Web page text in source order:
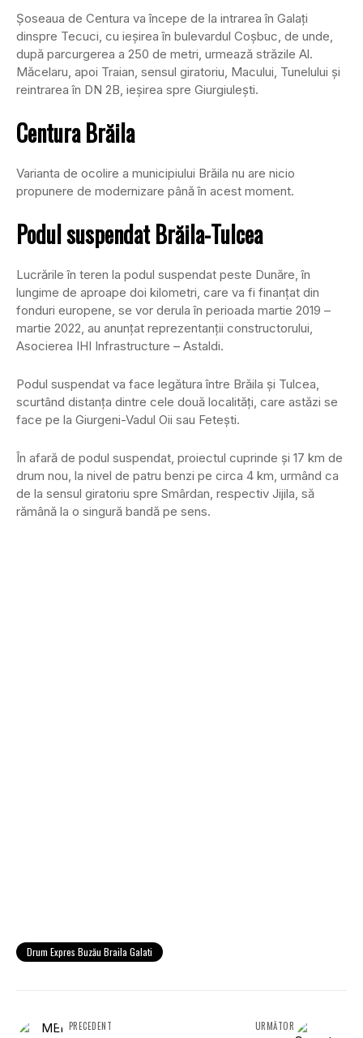
Şoseaua de Centura va începe de la intrarea în Galaţi
dinspre Tecuci, cu ieşirea în bulevardul Coşbuc, de unde,
după parcurgerea a 250 de metri, urmează străzile Al.
Măcelaru, apoi Traian, sensul giratoriu, Macului, Tunelului şi
reintrarea în DN 2B, ieşirea spre Giurgiuleşti.
Centura Brăila
Varianta de ocolire a municipiului Brăila nu are nicio
propunere de modernizare până în acest moment.
Podul suspendat Brăila-Tulcea
Lucrările în teren la podul suspendat peste Dunăre, în
lungime de aproape doi kilometri, care va fi finanţat din
fonduri europene, se vor derula în perioada martie 2019 –
martie 2022, au anunţat reprezentanţii constructorului,
Asocierea IHI Infrastructure – Astaldi.
Podul suspendat va face legătura între Brăila şi Tulcea,
scurtând distanţa dintre cele două localităţi, care astăzi se
face pe la Giurgeni-Vadul Oii sau Feteşti.
În afară de podul suspendat, proiectul cuprinde şi 17 km de
drum nou, la nivel de patru benzi pe circa 4 km, urmând ca
de la sensul giratoriu spre Smârdan, respectiv Jijila, să
rămână la o singură bandă pe sens.
Drum Expres Buzău Braila Galati
PRECEDENT URMĂTOR